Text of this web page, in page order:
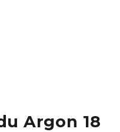
Argon 18